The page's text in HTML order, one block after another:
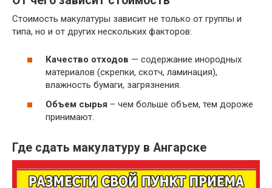
использования газет и газетной бумаги
~ 3 руб. Бумажные гильзы, шпули, втулки
Стоимость макулатуры зависит не только от группы и
типа, но и от других нескольких факторов:
Качество отходов — содержание инородных
материалов (скрепки, скотч, ламинация),
влажность бумаги, загрязнения.
Объем сырья – чем больше объем, тем дороже
принимают.
Где сдать макулатуру в Ангарске